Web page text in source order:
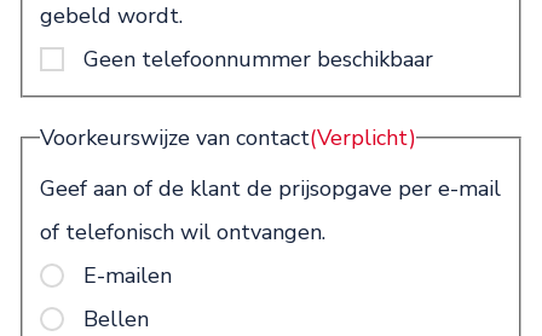
gebeld wordt.
Geen telefoonnummer beschikbaar
Voorkeurswijze van contact(Verplicht)
Geef aan of de klant de prijsopgave per e-mail
of telefonisch wil ontvangen.
E-mailen
Bellen